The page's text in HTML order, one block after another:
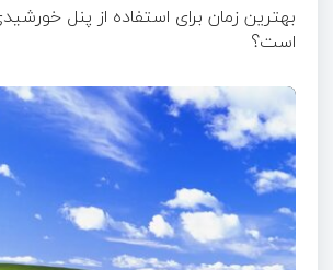
بهترین زمان برای استفاده از پنل
است؟